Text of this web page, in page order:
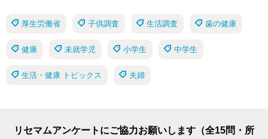
厚生労働省 子供調査 生活調査 歯の健康
健康 未就学児 小学生 中学生
生活・健康 トピックス 夫婦
リセマムアンケートにご協力お願いします（全15問・所